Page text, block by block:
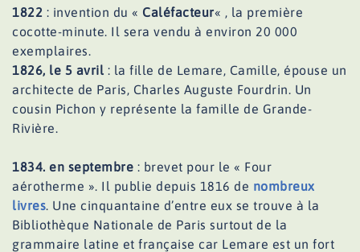
1822 : invention du « Caléfacteur« , la première
cocotte-minute. Il sera vendu à environ 20 000
exemplaires.
1826, le 5 avril : la fille de Lemare, Camille, épouse un
architecte de Paris, Charles Auguste Fourdrin. Un
cousin Pichon y représente la famille de Grande-
Rivière.
1834. en septembre : brevet pour le « Four
aérotherme ». Il publie depuis 1816 de nombreux
livres. Une cinquantaine d’entre eux se trouve à la
Bibliothèque Nationale de Paris surtout de la
grammaire latine et française car Lemare est un fort